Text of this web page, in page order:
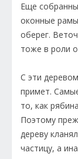
Еще
оконные
оберег.
тоже в роли
С эти
примет.
то, как
Поэтому
дереву
частицу, а